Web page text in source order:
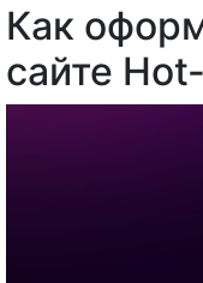
Как
сайте